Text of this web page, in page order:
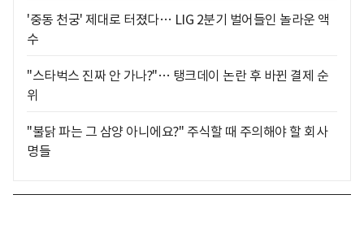
'중동 천궁' 제대로 터졌다… LIG 2분기 벌어들인 놀라운 액
수
"스타벅스 진짜 안 가나?"… 탱크데이 논란 후 바뀐 결제 순
위
"불닭 파는 그 삼양 아니에요?" 주식할 때 주의해야 할 회사
명들